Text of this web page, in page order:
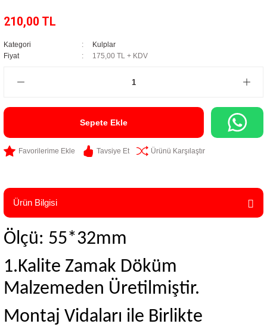
210,00 TL
Kategori
Kulplar
Fiyat
175,00 TL + KDV
Sepete Ekle
Tavsiye Et Ürünü Karşılaştır
Ürün Bilgisi
Ölçü: 55*32mm
1.Kalite Zamak Döküm
Malzemeden Üretilmiştir.
Montaj Vidaları ile Birlikte